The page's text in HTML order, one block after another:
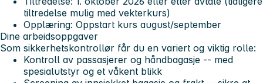
tiltredelse mulig med vekterkurs)
Opplæring: Oppstart kurs august/september
Dine arbeidsoppgaver
Som sikkerhetskontrollør får du en variert og viktig rolle:
Kontroll av passasjerer og håndbagasje -- med
spesialutstyr og et våkent blikk